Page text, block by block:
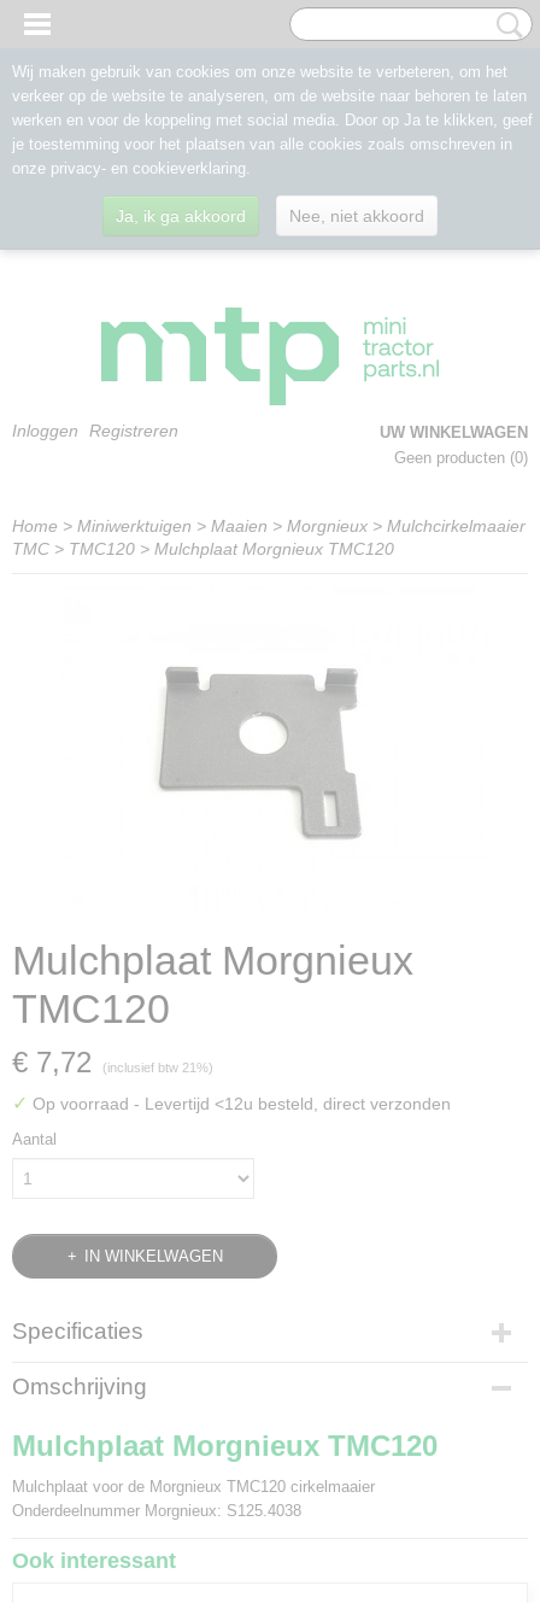
Inloggen Registreren
UW WINKELWAGEN
Geen producten (0)
Home > Miniwerktuigen > Maaien > Morgnieux > Mulchcirkelmaaier
TMC > TMC120 > Mulchplaat Morgnieux TMC120
Mulchplaat Morgnieux
TMC120
€ 7,72 (inclusief btw 21%)
✓ Op voorraad - Levertijd <12u besteld, direct verzonden
Aantal
IN WINKELWAGEN
Specificaties
Bruto gewicht
0,20 Kg
Omschrijving
Mulchplaat Morgnieux TMC120
Mulchplaat voor de Morgnieux TMC120 cirkelmaaier
Onderdeelnummer Morgnieux: S125.4038
Ook interessant
Wij maken gebruik van cookies om onze website te verbeteren, om het
verkeer op de website te analyseren, om de website naar behoren te laten
werken en voor de koppeling met social media. Door op Ja te klikken, geef
je toestemming voor het plaatsen van alle cookies zoals omschreven in
onze privacy- en cookieverklaring.
Ja, ik ga akkoord Nee, niet akkoord